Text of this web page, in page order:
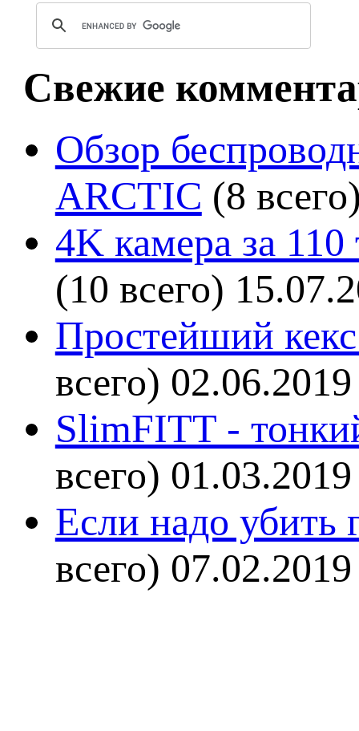
Свежие
Обзор
ARCTIC (8
4K камера за
(10 всего)
Простейший кекс
всего) 02.06.2019
SlimFITT -
всего) 01.03.2019
Если надо убить
всего) 07.02.2019